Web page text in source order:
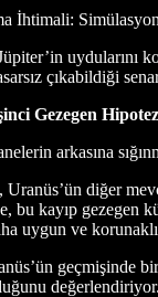
İhtimali:
uydularını
çıkabildiği
Gezegen
arkasına
Uranüs’ün diğer
bu kayıp gezegen
uygun ve
geçmişinde
değerlendiriyor.